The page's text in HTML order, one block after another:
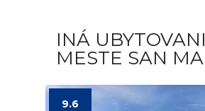
INÁ
MESTE SAN
9.6